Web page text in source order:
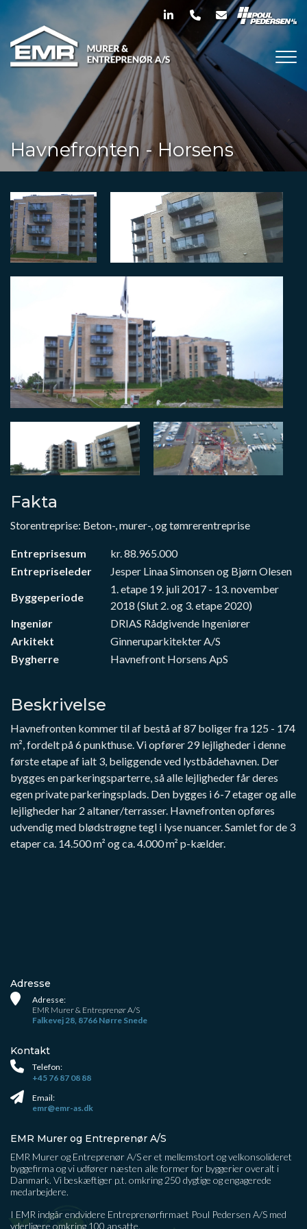
til
hovedindhold
Havnefronten - Horsens
Fakta
Storentreprise: Beton-, murer-, og tømrerentreprise
Entreprisesum
kr. 88.965.000
Entrepriseleder
Jesper Linaa Simonsen og Bjørn Olesen
Byggeperiode
1. etape 19. juli 2017 - 13. november
2018 (Slut 2. og 3. etape 2020)
Ingeniør
DRIAS Rådgivende Ingeniører
Arkitekt
Ginneruparkitekter A/S
Bygherre
Havnefront Horsens ApS
Beskrivelse
Havnefronten kommer til af bestå af 87 boliger fra 125 - 174
m², fordelt på 6 punkthuse. Vi opfører 29 lejligheder i denne
første etape af ialt 3, beliggende ved lystbådehavnen. Der
bygges en parkeringsparterre, så alle lejligheder får deres
egen private parkeringsplads. Den bygges i 6-7 etager og alle
lejligheder har 2 altaner/terrasser. Havnefronten opføres
udvendig med blødstrøgne tegl i lyse nuancer. Samlet for de 3
etaper ca. 14.500 m² og ca. 4.000 m² p-kælder.
Adresse
Adresse:
EMR Murer & Entreprenør A/S
Falkevej 28, 8766 Nørre Snede
Kontakt
Telefon:
+45 76 87 08 88
Email:
emr@emr-as.dk
EMR Murer og Entreprenør A/S
EMR Murer og Entreprenør A/S er et mellemstort og velkonsolideret
byggefirma og vi udfører næsten alle former for byggerier overalt i
Danmark. Vi beskæftiger p.t. omkring 250 dygtige og engagerede
medarbejdere.
I EMR indgår endvidere Entreprenørfirmaet Poul Pedersen A/S med
yderligere omkring 100 ansatte.